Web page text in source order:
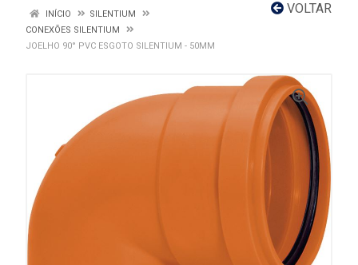
VOLTAR
INÍCIO
SILENTIUM
CONEXÕES SILENTIUM
JOELHO 90° PVC ESGOTO SILENTIUM - 50MM